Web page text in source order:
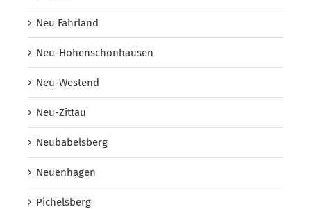
Neu Fahrland
Neu-Hohenschönhausen
Neu-Westend
Neu-Zittau
Neubabelsberg
Neuenhagen
Pichelsberg